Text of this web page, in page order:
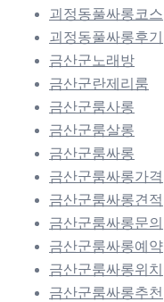
괴정동풀싸롱코스
괴정동풀싸롱후기
금산군노래방
금산군란제리룸
금산군룸사롱
금산군룸살롱
금산군룸싸롱
금산군룸싸롱가격
금산군룸싸롱견적
금산군룸싸롱문의
금산군룸싸롱예약
금산군룸싸롱위치
금산군룸싸롱추천